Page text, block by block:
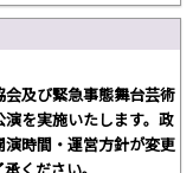
及び緊急事態舞台芸術
を実施いたします。政
時間・運営方針が変更